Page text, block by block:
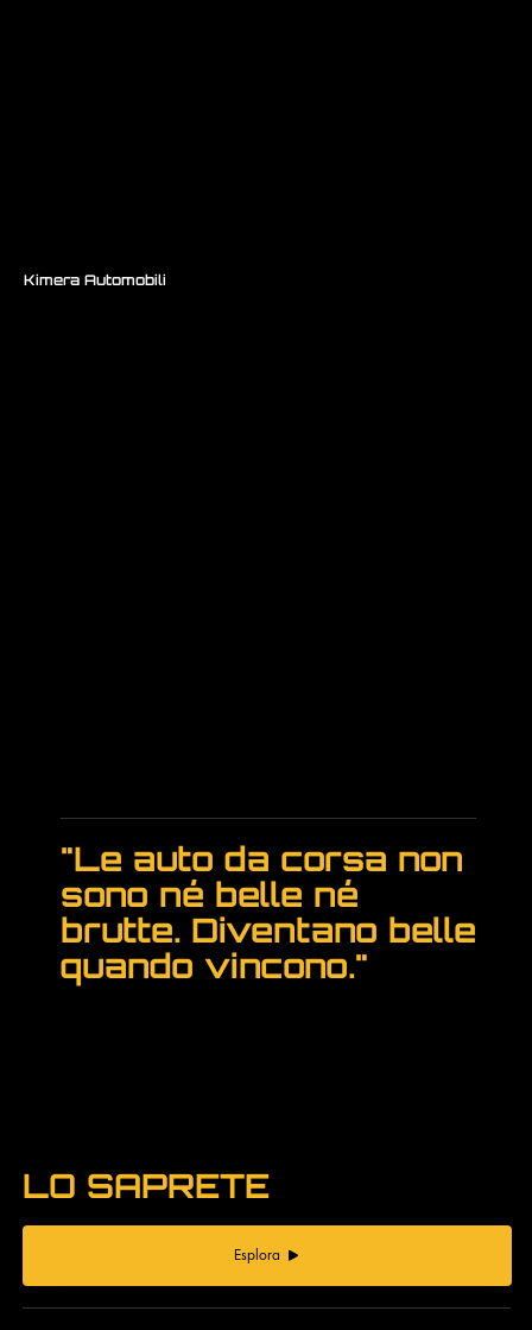
Kimera Automobili
"Le auto da corsa non
sono né belle né
brutte. Diventano belle
quando vincono."
LO SAPRETE
Esplora